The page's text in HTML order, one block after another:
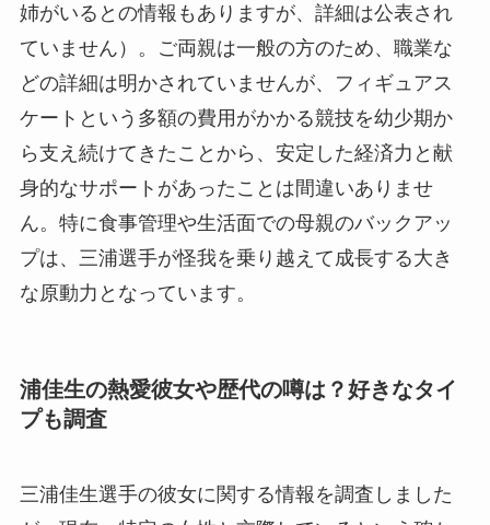
姉がいるとの情報もありますが、詳細は公表され
ていません）。ご両親は一般の方のため、職業な
どの詳細は明かされていませんが、フィギュアス
ケートという多額の費用がかかる競技を幼少期か
ら支え続けてきたことから、安定した経済力と献
身的なサポートがあったことは間違いありませ
ん。特に食事管理や生活面での母親のバックアッ
プは、三浦選手が怪我を乗り越えて成長する大き
な原動力となっています。
浦佳生の熱愛彼女や歴代の噂は？好きなタイ
プも調査
三浦佳生選手の彼女に関する情報を調査しました